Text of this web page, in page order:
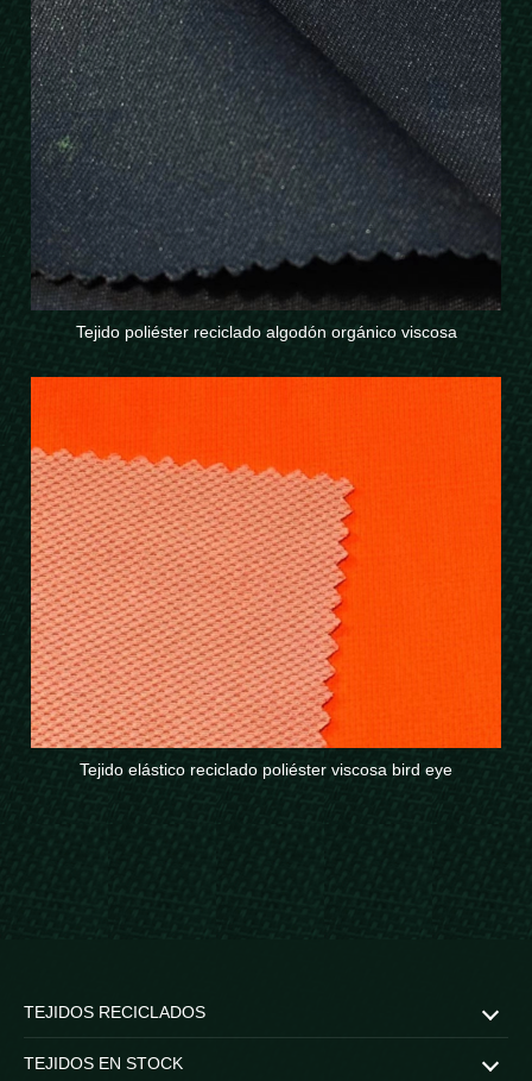
Tejido poliéster reciclado algodón orgánico viscosa
Tejido elástico reciclado poliéster viscosa bird eye
TEJIDOS RECICLADOS
Recycled COTTON & POLYCOTTON
Poliéster & NYLON
WEATHER PROTECTION
STRETCH FABRICS
RECYCLED PROTECTIVE FABRICS
TEJIDOS EN STOCK